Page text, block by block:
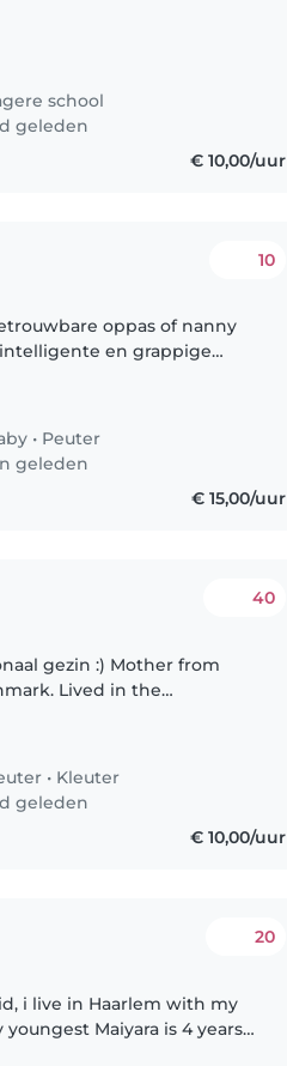
school
geleden
€ 10,00/uur
10
oppas of nanny
en grappige
• Peuter
geleden
€ 15,00/uur
40
:) Mother from
Lived in the
• Kleuter
geleden
€ 10,00/uur
20
i live in Haarlem with my
Maiyara is 4 years